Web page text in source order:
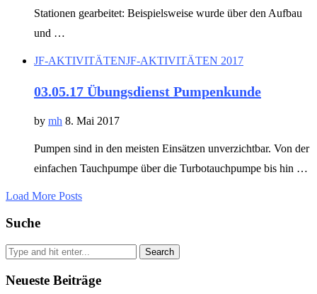
Stationen gearbeitet: Beispielsweise wurde über den Aufbau
und …
JF-AKTIVITÄTENJF-AKTIVITÄTEN 2017
03.05.17 Übungsdienst Pumpenkunde
by mh 8. Mai 2017
Pumpen sind in den meisten Einsätzen unverzichtbar. Von der
einfachen Tauchpumpe über die Turbotauchpumpe bis hin …
Load More Posts
Suche
Search
Neueste Beiträge